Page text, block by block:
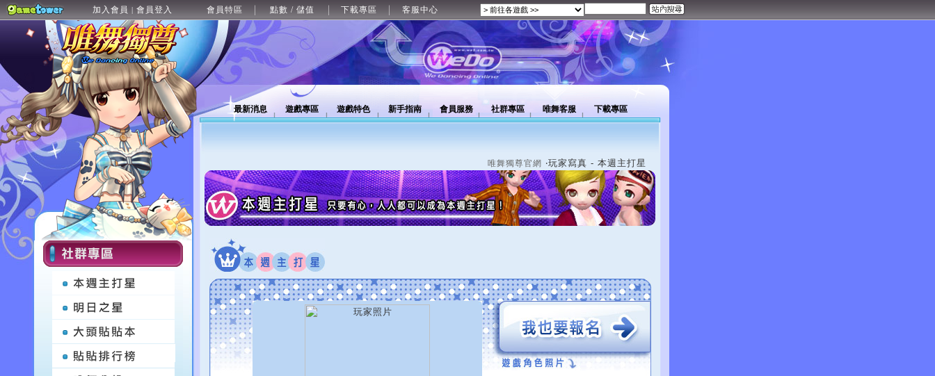
加入會員 | 會員登入 會員特區 點數 / 儲值 下載專區 客服中心
最新消息 遊戲專區 遊戲特色 新手指南 會員服務 社群專區 唯舞客服 下載專區
唯舞獨尊官網 ‧玩家寫真 - 本週主打星